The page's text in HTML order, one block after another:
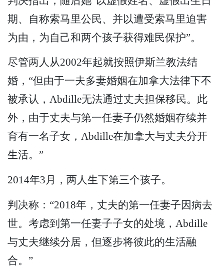
期、自称索马里公民、并以遭受索马里迫害
为由，为自己和两个孩子获得难民保护”。
尽管两人从2002年起就按照伊斯兰教法结
婚，“但由于一夫多妻婚姻在加拿大法律下不
被承认，Abdille无法通过丈夫担保移民。此
外，由于丈夫与第一任妻子仍然婚姻存续并
育有一名子女，Abdille在加拿大与丈夫分开
生活。”
2014年3月，两人生下第三个孩子。
判决称：“2018年，丈夫的第一任妻子因病去
世。考虑到第一任妻子子女的处境，Abdille
与丈夫继续分居，但逐步将彼此的生活融
合。”